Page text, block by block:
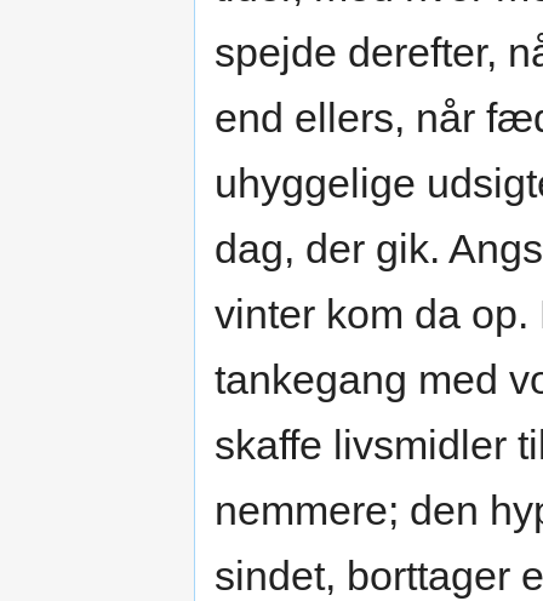
spejde derefter,
end ellers, når
uhyggelige
dag, der gik.
vinter kom da
tankegang med
skaffe livsmidler
nemmere; den
sindet, borttager